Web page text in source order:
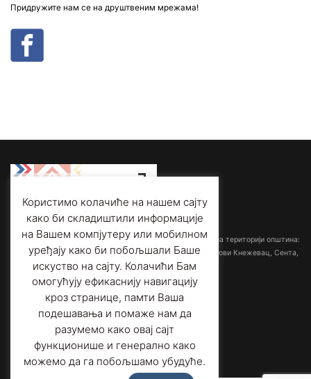
Придружите нам се на друштвеним мрежама!
Међуопштински завод за заштиту споменика културе
са седиштем у Суботици обрађује споменичку баштину на територији општина:
Ада-Мол, Бачка Топола, Кањижа, Кикинда, Мали Иђош, Нови Кнежевац, Сента,
Суботица и Чока.
Трг слободе 1/3,
24000 Суботица, Србија
+381 (0)24 556 901
Е-пошта : office@heritage-su.org.rs
Користимо колачиће на нашем сајту
како би складиштили информације
на Вашем компјутеру или мобилном
уређају како би побољшали Баше
искуство на сајту. Колачићи Бам
омогућују ефикаснију навигацију
кроз странице, памти Ваша
подешавања и помаже нам да
разумемо како овај сајт
функционише и генерално како
можемо да га побољшамо убудуће.